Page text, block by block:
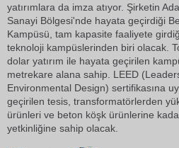
yatırımlara da imza atıyor. Şirketin
Sanayi Bölgesi'nde hayata geçirdiği
Kampüsü, tam kapasite faaliyete
teknoloji kampüslerinden biri olacak.
dolar yatırım ile hayata geçirilen
metrekare alana sahip. LEED
Environmental Design) sertifikasına
geçirilen tesis, transformatörlerden
ürünleri ve beton köşk ürünlerine
yetkinliğine sahip olacak.